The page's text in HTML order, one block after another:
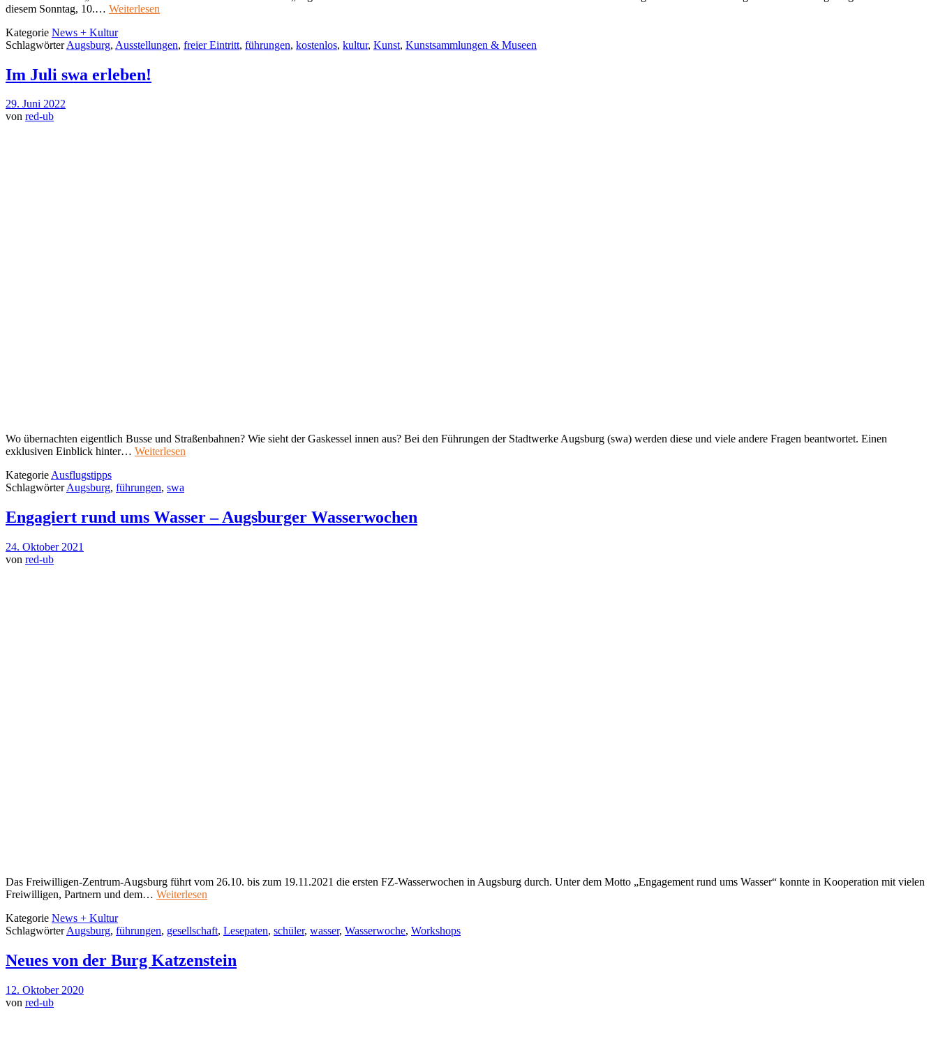
diesem Sonntag, 10.… Weiterlesen
Kategorie News + Kultur
SchlagwörterAugsburg, Ausstellungen, freier Eintritt, führungen, kostenlos, kultur, Kunst, Kunstsammlungen & Museen
Im Juli swa erleben!
29. Juni 2022
von red-ub
Wo übernachten eigentlich Busse und Straßenbahnen? Wie sieht der Gaskessel innen aus? Bei den Führungen der Stadtwerke Augsburg (swa) werden diese und viele andere Fragen beantwortet. Einen
exklusiven Einblick hinter… Weiterlesen
KategorieAusflugstipps
SchlagwörterAugsburg, führungen, swa
Engagiert rund ums Wasser – Augsburger Wasserwochen
24. Oktober 2021
von red-ub
Das Freiwilligen-Zentrum-Augsburg führt vom 26.10. bis zum 19.11.2021 die ersten FZ-Wasserwochen in Augsburg durch. Unter dem Motto „Engagement rund ums Wasser“ konnte in Kooperation mit vielen
Freiwilligen, Partnern und dem… Weiterlesen
Kategorie News + Kultur
SchlagwörterAugsburg, führungen, gesellschaft, Lesepaten, schüler, wasser, Wasserwoche, Workshops
Neues von der Burg Katzenstein
12. Oktober 2020
von red-ub